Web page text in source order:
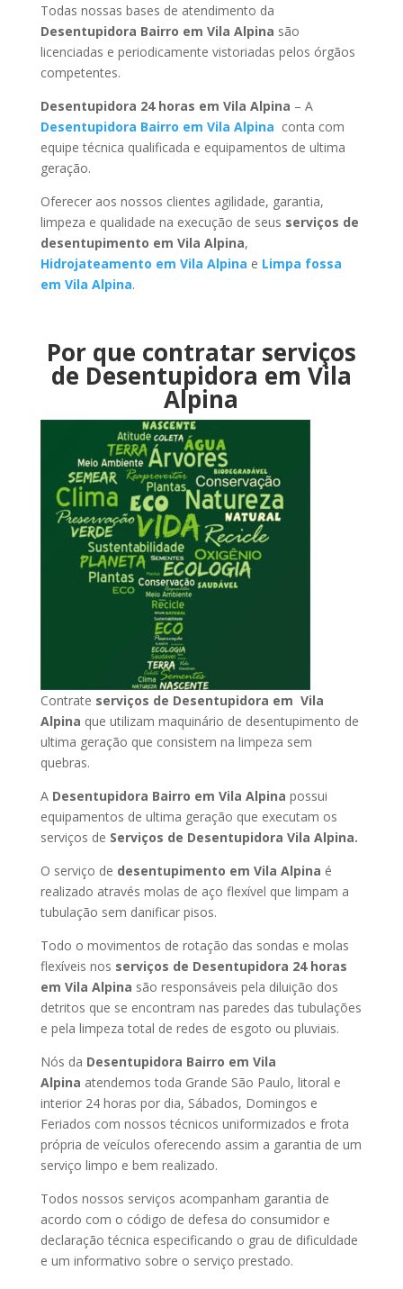
Todas nossas bases de atendimento da
Desentupidora Bairro em Vila Alpina são
licenciadas e periodicamente vistoriadas pelos órgãos
competentes.
Desentupidora 24 horas em Vila Alpina – A
Desentupidora Bairro em Vila Alpina conta com
equipe técnica qualificada e equipamentos de ultima
geração.
Oferecer aos nossos clientes agilidade, garantia,
limpeza e qualidade na execução de seus serviços de
desentupimento em Vila Alpina,
Hidrojateamento em Vila Alpina e Limpa fossa
em Vila Alpina.
Por que contratar serviços
de Desentupidora em Vila
Alpina
Contrate serviços de Desentupidora em Vila
Alpina que utilizam maquinário de desentupimento de
ultima geração que consistem na limpeza sem
quebras.
A Desentupidora Bairro em Vila Alpina possui
equipamentos de ultima geração que executam os
serviços de Serviços de Desentupidora Vila Alpina.
O serviço de desentupimento em Vila Alpina é
realizado através molas de aço flexível que limpam a
tubulação sem danificar pisos.
Todo o movimentos de rotação das sondas e molas
flexíveis nos serviços de Desentupidora 24 horas
em Vila Alpina são responsáveis pela diluição dos
detritos que se encontram nas paredes das tubulações
e pela limpeza total de redes de esgoto ou pluviais.
Nós da Desentupidora Bairro em Vila
Alpina atendemos toda Grande São Paulo, litoral e
interior 24 horas por dia, Sábados, Domingos e
Feriados com nossos técnicos uniformizados e frota
própria de veículos oferecendo assim a garantia de um
serviço limpo e bem realizado.
Todos nossos serviços acompanham garantia de
acordo com o código de defesa do consumidor e
declaração técnica especificando o grau de dificuldade
e um informativo sobre o serviço prestado.